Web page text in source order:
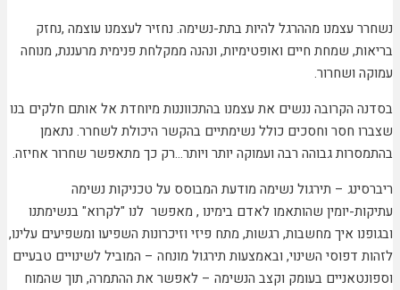
נשחרר עצמנו מההרגל להיות בתת-נשימה. נחזיר לעצמנו עוצמה ,נחזק
בריאות, שמחת חיים ואופטימיות, ונהנה ממקלחת פנימית מרעננת, מנוחה
עמוקה ושחרור.
בסדנה הקרובה ננשים את עצמנו בהתכווננות מיוחדת אל אותם חלקים בנו
שצברו חסר וחסכים כולל נשימתיים בהקשר היכולת לשחרר. נתאמן
בהתמסרות גבוהה רבה ועמוקה יותר ויותר…רק כך מתאפשר שחרור אחיזה.
ריברסינג – תירגול נשימה מודעת המבוסס על טכניקות נשימה
עתיקות-יומין שהותאמו לאדם בימינו , מאפשר לנו "לקרוא" בנשימתנו
ובגופנו איך מחשבות, רגשות, מתח פיזי וזיכרונות השפיעו ומשפיעים עלינו,
לזהות דפוסי השינוי, ובאמצעות תירגול מונחה – המוביל לשינויים טבעיים
וספונטאניים בעומק וקצב הנשימה – לאפשר את ההתמרה, תוך שהמוח